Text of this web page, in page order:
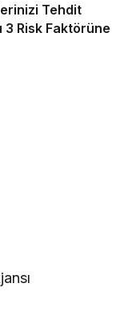
Tehdit
3 Risk Faktörüne